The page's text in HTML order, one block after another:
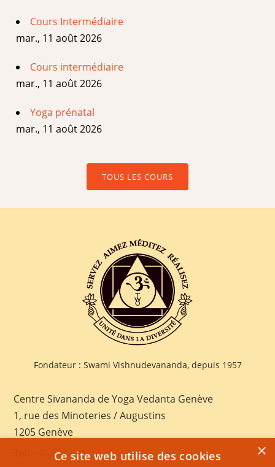
Cours Intermédiaire
mar., 11 août 2026
Cours intermédiaire
mar., 11 août 2026
Yoga prénatal
mar., 11 août 2026
TOUS LES COURS
Fondateur : Swami Vishnudevananda, depuis 1957
Centre Sivananda de Yoga Vedanta Genève
1, rue des Minoteries / Augustins
1205 Genève
+41 022 328 03 28 ×
Ce site web utilise des cookies